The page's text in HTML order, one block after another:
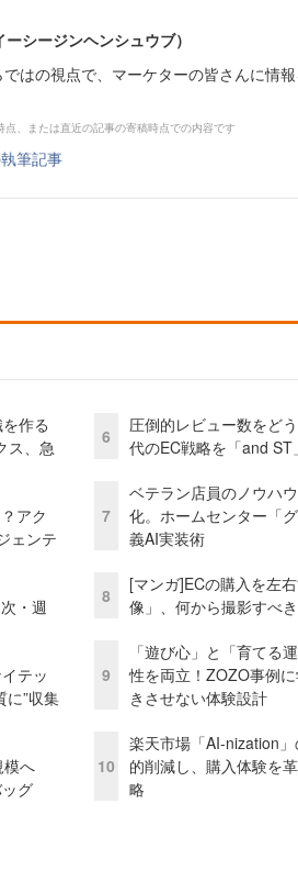
シージンヘンシュウブ）
はの視点で、マーケターの皆さんに情
点、または直近の記事の寄稿時点での内容です
筆記事
作る
ス、急
アク
ェンテ
・週
テッ
に”収集
模へ
グ
6
圧倒的レビュー数をど
代のEC戦略を「and ST
7
ベテラン店員のノウハ
化。ホームセンター「
義AI実装術
8
[マンガ]ECの購入を左
像」、何から撮影すべ
9
「遊び心」と「育てる
性を両立！ZOZO事例
きさせない体験設計
10
楽天市場「AI-nization
的削減し、購入体験を
略